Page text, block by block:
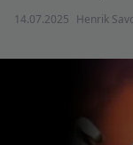
14.07.2025 Henrik